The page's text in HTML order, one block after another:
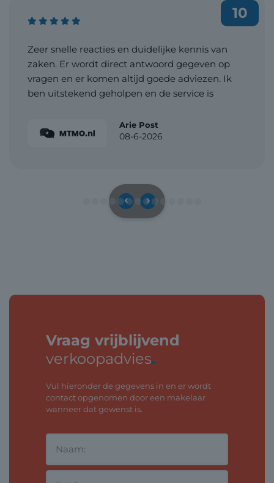
10
Zeer snelle reacties en duidelijke kennis van
zaken. Er wordt direct antwoord gegeven op
vragen en er komen altijd goede adviezen. Ik
ben uitstekend geholpen en de service is
zeer acceptabel. Zeker een aanrader!
Arie Post
08-6-2026
Vraag vrijblijvend
verkoopadvies.
Vul hieronder de gegevens in en er wordt
contact opgenomen door een makelaar
wanneer dat gewenst is.